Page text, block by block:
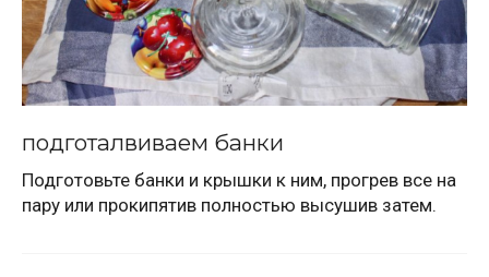
подготалвиваем банки
Подготовьте банки и крышки к ним, прогрев все на
пару или прокипятив полностью высушив затем.